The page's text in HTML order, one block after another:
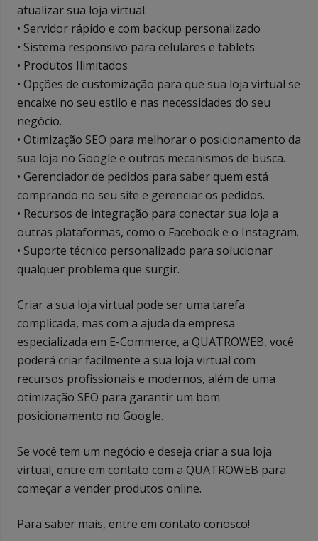
atualizar sua loja virtual.
• Servidor rápido e com backup personalizado
• Sistema responsivo para celulares e tablets
• Produtos Ilimitados
• Opções de customização para que sua loja virtual se
encaixe no seu estilo e nas necessidades do seu
negócio.
• Otimização SEO para melhorar o posicionamento da
sua loja no Google e outros mecanismos de busca.
• Gerenciador de pedidos para saber quem está
comprando no seu site e gerenciar os pedidos.
• Recursos de integração para conectar sua loja a
outras plataformas, como o Facebook e o Instagram.
• Suporte técnico personalizado para solucionar
qualquer problema que surgir.
Criar a sua loja virtual pode ser uma tarefa
complicada, mas com a ajuda da empresa
especializada em E-Commerce, a QUATROWEB, você
poderá criar facilmente a sua loja virtual com
recursos profissionais e modernos, além de uma
otimização SEO para garantir um bom
posicionamento no Google.
Se você tem um negócio e deseja criar a sua loja
virtual, entre em contato com a QUATROWEB para
começar a vender produtos online.
Para saber mais, entre em contato conosco!